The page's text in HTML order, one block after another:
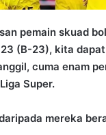
pemain skuad
(B-23), kita
cuma enam
Super.
mereka